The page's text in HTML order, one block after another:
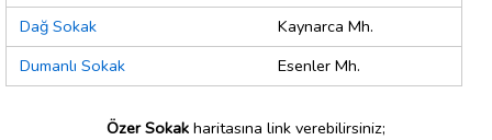
Dağ Sokak
Kaynarca Mh.
Dumanlı Sokak
Esenler Mh.
Özer Sokak haritasına link verebilirsiniz;